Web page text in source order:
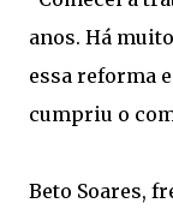
anos. Há
essa reforma
cumpriu o
Beto Soares,